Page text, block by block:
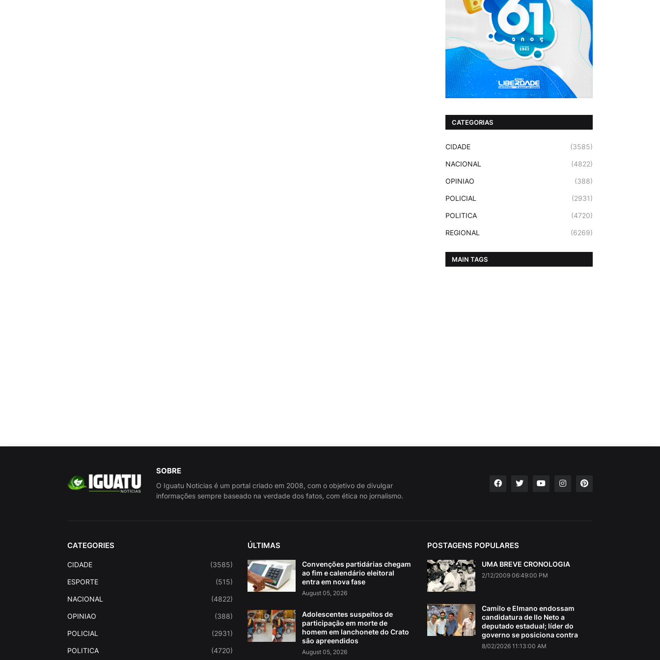
CATEGORIAS
CIDADE (3585)
NACIONAL (4822)
OPINIAO (388)
POLICIAL (2931)
POLITICA (4720)
REGIONAL (6269)
MAIN TAGS
SOBRE
O Iguatu Noticias é um portal criado em 2008, com o objetivo de divulgar
informações sempre baseado na verdade dos fatos, com ética no jornalismo.
CATEGORIES
CIDADE (3585)
ESPORTE (515)
NACIONAL (4822)
OPINIAO (388)
POLICIAL (2931)
POLITICA (4720)
ÚLTIMAS
Convenções partidárias chegam
ao fim e calendário eleitoral
entra em nova fase
August 05, 2026
Adolescentes suspeitos de
participação em morte de
homem em lanchonete do Crato
são apreendidos
August 05, 2026
POSTAGENS POPULARES
UMA BREVE CRONOLOGIA
2/12/2009 06:49:00 PM
Camilo e Elmano endossam
candidatura de Ilo Neto a
deputado estadual; líder do
governo se posiciona contra
8/02/2026 11:13:00 AM